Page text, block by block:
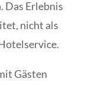
Das Erlebnis
nicht als
Gästen